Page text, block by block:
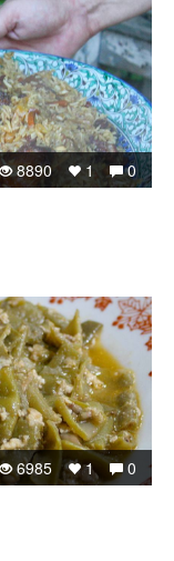
0
1
8890
0
1
6985